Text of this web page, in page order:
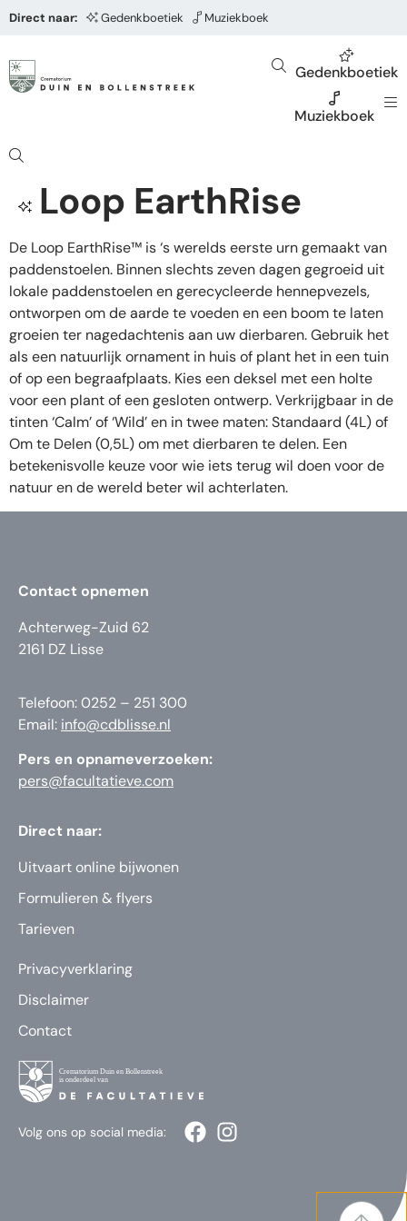
Direct naar: Gedenkboetiek Muziekboek
Gedenkboetiek
Muziekboek
Loop EarthRise
De Loop EarthRise™ is ‘s werelds eerste urn gemaakt van
paddenstoelen. Binnen slechts zeven dagen gegroeid uit
lokale paddenstoelen en gerecycleerde hennepvezels,
ontworpen om de aarde te voeden en een boom te laten
groeien ter nagedachtenis aan uw dierbaren. Gebruik het
als een natuurlijk ornament in huis of plant het in een tuin
of op een begraafplaats. Kies een deksel met een holte
voor een plant of een gesloten ontwerp. Verkrijgbaar in de
tinten ‘Calm’ of ‘Wild’ en in twee maten: Standaard (4L) of
Om te Delen (0,5L) om met dierbaren te delen. Een
betekenisvolle keuze voor wie iets terug wil doen voor de
natuur en de wereld beter wil achterlaten.
Contact opnemen
Achterweg-Zuid 62
2161 DZ Lisse
Telefoon: 0252 – 251 300
Email: info@cdblisse.nl
Pers en opnameverzoeken:
pers@facultatieve.com
Direct naar:
Uitvaart online bijwonen
Formulieren & flyers
Tarieven
Privacyverklaring
Disclaimer
Contact
Volg ons op social media: